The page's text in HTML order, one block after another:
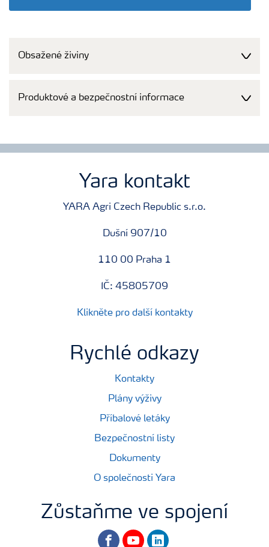
Obsažené živiny
Produktové a bezpečnostní informace
Yara kontakt
YARA Agri Czech Republic s.r.o.
Dušní 907/10
110 00 Praha 1
IČ: 45805709
Klikněte pro další kontakty
Rychlé odkazy
Kontakty
Plány výživy
Příbalové letáky
Bezpečnostní listy
Dokumenty
O společnosti Yara
Zůstaňme ve spojení
facebookyoutubelinkedin